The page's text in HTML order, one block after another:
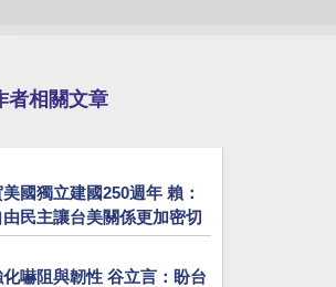
者相關文章
國獨立建國250週年 賴：
由民主讓台美關係更加密切
化嚇阻與韌性 谷立言：盼台